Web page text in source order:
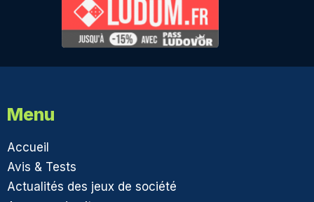
Menu
Accueil
Avis & Tests
Actualités des jeux de société